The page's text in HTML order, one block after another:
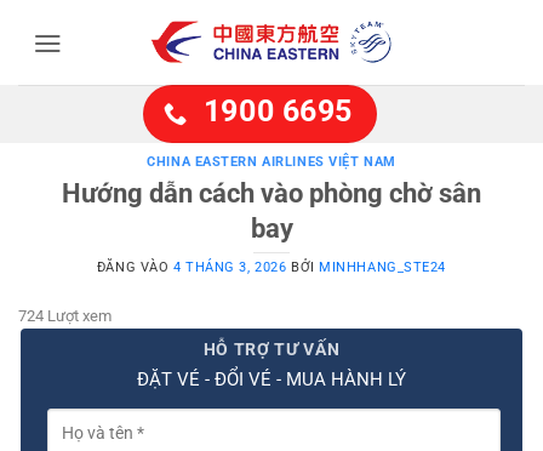
1900 6695
CHINA EASTERN AIRLINES VIỆT NAM
Hướng dẫn cách vào phòng chờ sân
bay
ĐĂNG VÀO 4 THÁNG 3, 2026 BỞIMINHHANG_STE24
724 Lượt xem
HỖ TRỢ TƯ VẤN
ĐẶT VÉ - ĐỔI VÉ - MUA HÀNH LÝ